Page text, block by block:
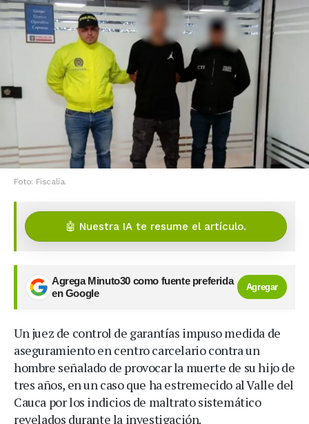
Foto: Fiscalía.
🤖 Nuestra IA te resume el artículo.
Agrega Minuto30 como fuente preferida
en Google
Agregar
Un juez de control de garantías impuso medida de
aseguramiento en centro carcelario contra un
hombre señalado de provocar la muerte de su hijo de
tres años, en un caso que ha estremecido al Valle del
Cauca por los indicios de maltrato sistemático
revelados durante la investigación.